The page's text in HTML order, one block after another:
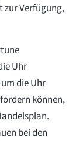
zur Verfügung,
Uhr
die Uhr
können,
bei den